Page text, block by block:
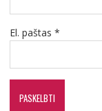
El. paštas *